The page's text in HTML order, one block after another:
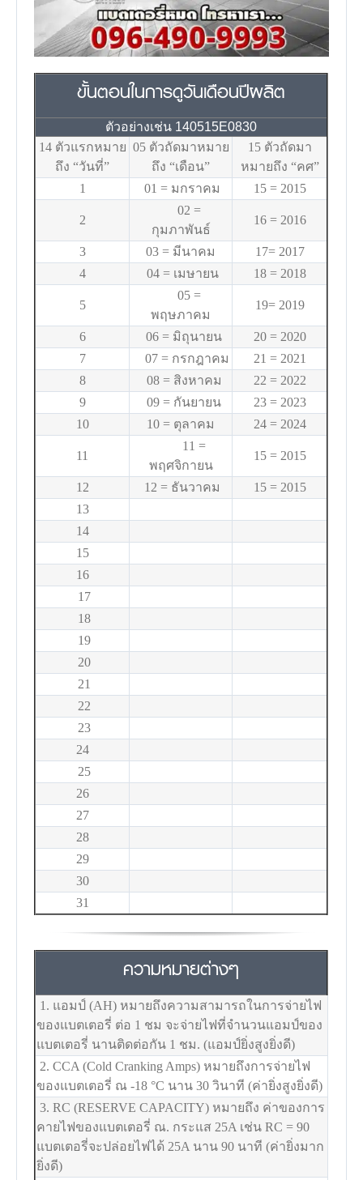
ขั้นตอนในการดูวันเดือนปีผลิต
ตัวอย่างเช่น 140515E0830
14 ตัวแรกหมาย
ถึง “วันที่”
05 ตัวถัดมาหมาย
ถึง “เดือน”
15 ตัวถัดมา
หมายถึง “คศ”
1
01 = มกราคม 15 = 2015
2
02 =
กุมภาพันธ์
16 = 2016
3 03 = มีนาคม
17= 2017
4
04 = เมษายน 18 = 2018
5
05 =
พฤษภาคม
19= 2019
6 06 = มิถุนายน
20 = 2020
7
07 = กรกฎาคม
21 = 2021
8
08 = สิงหาคม
22 = 2022
9
09 = กันยายน
23 = 2023
10
10 = ตุลาคม 24 = 2024
11
11 =
พฤศจิกายน
15 = 2015
12 12 = ธันวาคม
15 = 2015
13
14
15
16
17
18
19
20
21
22
23
24
25
26
27
28
29
30
31
ความหมายต่างๆ
1. แอมป์ (AH) หมายถึงความสามารถในการจ่ายไฟ
ของแบตเตอรี่ ต่อ 1 ชม จะจ่ายไฟที่จำนวนแอมป์ของ
แบตเตอรี่ นานติดต่อกัน 1 ชม. (แอมป์ยิ่งสูงยิ่งดี)
2. CCA (Cold Cranking Amps) หมายถึงการจ่ายไฟ
ของแบตเตอรี่ ณ -18 °C นาน 30 วินาที (ค่ายิ่งสูงยิ่งดี)
3. RC (RESERVE CAPACITY) หมายถึง ค่าของการ
คายไฟของแบตเตอรี่ ณ. กระแส 25A เช่น RC = 90
แบตเตอรี่จะปล่อยไฟได้ 25A นาน 90 นาที (ค่ายิ่งมาก
ยิ่งดี)